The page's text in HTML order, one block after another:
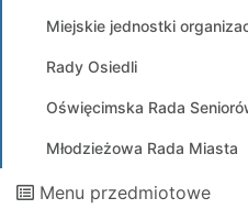
Miejskie jednostki
Rady Osiedli
Oświęcimska Rada
Młodzieżowa Rada Miasta
Menu przedmiotowe